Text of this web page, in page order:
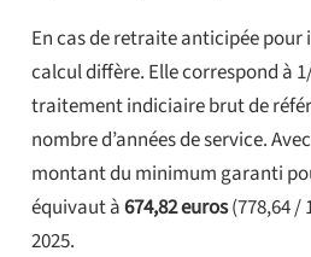
En cas de retraite anticipée
calcul diffère. Elle correspond à
traitement indiciaire brut de
nombre d’années de service.
montant du minimum garanti
équivaut à674,82 euros(778,64 /
2025.